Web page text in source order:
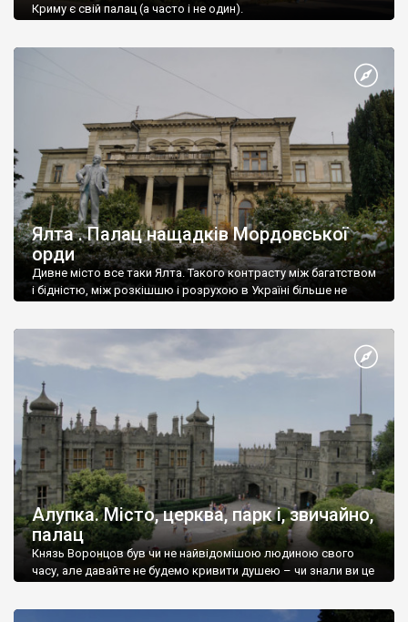
Криму є свій палац (а часто і не один).
Ялта . Палац нащадків Мордовської
орди
Дивне місто все таки Ялта. Такого контрасту між багатством
і бідністю, між розкішшю і розрухою в Україні більше не
Алупка. Місто, церква, парк і, звичайно,
палац
Князь Воронцов був чи не найвідомішою людиною свого
часу, але давайте не будемо кривити душею – чи знали ви це